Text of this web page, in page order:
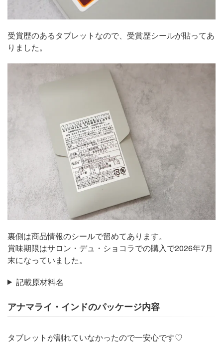
受賞歴のあるタブレットなので、受賞歴シールが貼ってあ
りました。
裏側は商品情報のシールで留めてあります。
賞味期限はサロン・デュ・ショコラでの購入で2026年7月
末になっていました。
記載原材料名
アナマライ・インドのパッケージ内容
タブレットが割れていなかったので一安心です♡